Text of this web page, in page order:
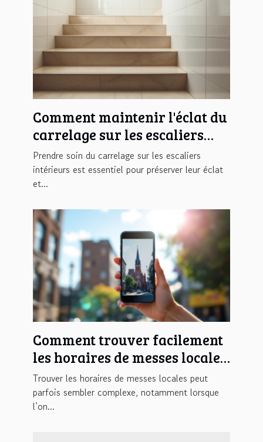
Comment maintenir l'éclat du
carrelage sur les escaliers
intérieurs ?
Prendre soin du carrelage sur les escaliers
intérieurs est essentiel pour préserver leur éclat
et...
Comment trouver facilement
les horaires de messes locales
?
Trouver les horaires de messes locales peut
parfois sembler complexe, notamment lorsque
l’on...